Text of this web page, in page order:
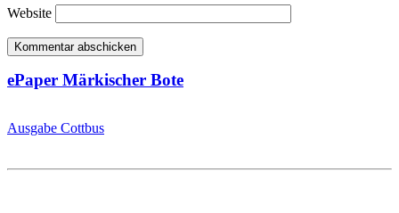
Website
ePaper Märkischer Bote
Ausgabe Cottbus